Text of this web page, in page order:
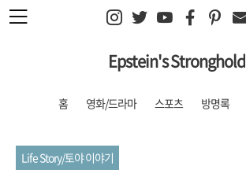
본문 바로가기
Epstein's Stronghold
홈 영화/드라마 스포츠 방명록
Life Story/토야 이야기